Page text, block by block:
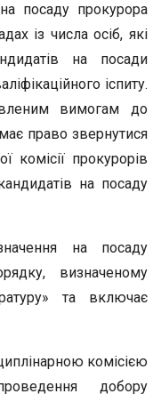
посаду прокурора
із числа осіб, які
на посади
іспиту.
вимогам до
право звернутися
комісії прокурорів
на посаду
на посаду
визначеному
та включає
комісією
добору